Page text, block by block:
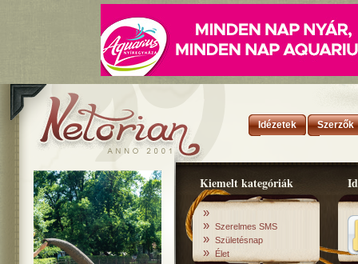
Idézetek Szerzők
Kiemelt kategóriák
»
» Szerelmes SMS
» Születésnap
» Élet